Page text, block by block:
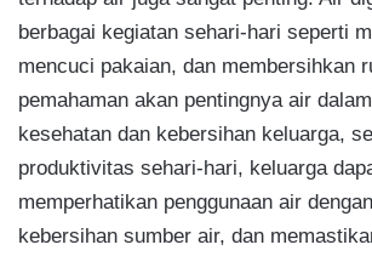
berbagai kegiatan sehari-hari seperti
mencuci pakaian, dan membersihkan
pemahaman akan pentingnya air
kesehatan dan kebersihan keluarga,
produktivitas sehari-hari, keluarga
memperhatikan penggunaan air
kebersihan sumber air, dan